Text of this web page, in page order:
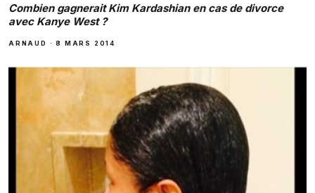
Combien gagnerait Kim Kardashian en cas de divorce
avec Kanye West ?
ARNAUD ·8 MARS 2014